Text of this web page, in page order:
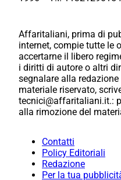
Affaritaliani, prima di
internet, compie tutte le
accertarne il libero
i diritti di autore o altri
segnalare alla redazione
materiale riservato,
tecnici@affaritaliani.it.:
alla rimozione del
Contatti
Policy Editoriali
Redazione
Per la tua